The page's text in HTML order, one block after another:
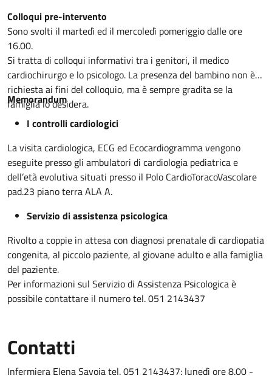
Colloqui pre-intervento
Sono svolti il martedì ed il mercoledì pomeriggio dalle ore
16.00.
Si tratta di colloqui informativi tra i genitori, il medico
cardiochirurgo e lo psicologo. La presenza del bambino non è
richiesta ai fini del colloquio, ma è sempre gradita se la
famiglia lo desidera.
Memorandum
I controlli cardiologici
La visita cardiologica, ECG ed Ecocardiogramma vengono
eseguite presso gli ambulatori di cardiologia pediatrica e
dell’età evolutiva situati presso il Polo CardioToracoVascolare
pad.23 piano terra ALA A.
Servizio di assistenza psicologica
Rivolto a coppie in attesa con diagnosi prenatale di cardiopatia
congenita, al piccolo paziente, al giovane adulto e alla famiglia
del paziente.
Per informazioni sul Servizio di Assistenza Psicologica è
possibile contattare il numero tel. 051 2143437
Contatti
Infermiera Elena Savoia tel. 051 2143437: lunedì ore 8.00 -